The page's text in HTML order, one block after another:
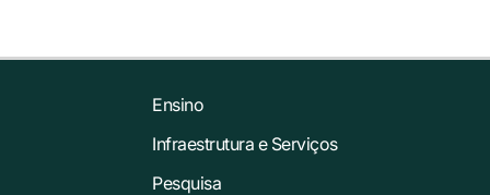
Ensino
Infraestrutura e Serviços
Pesquisa